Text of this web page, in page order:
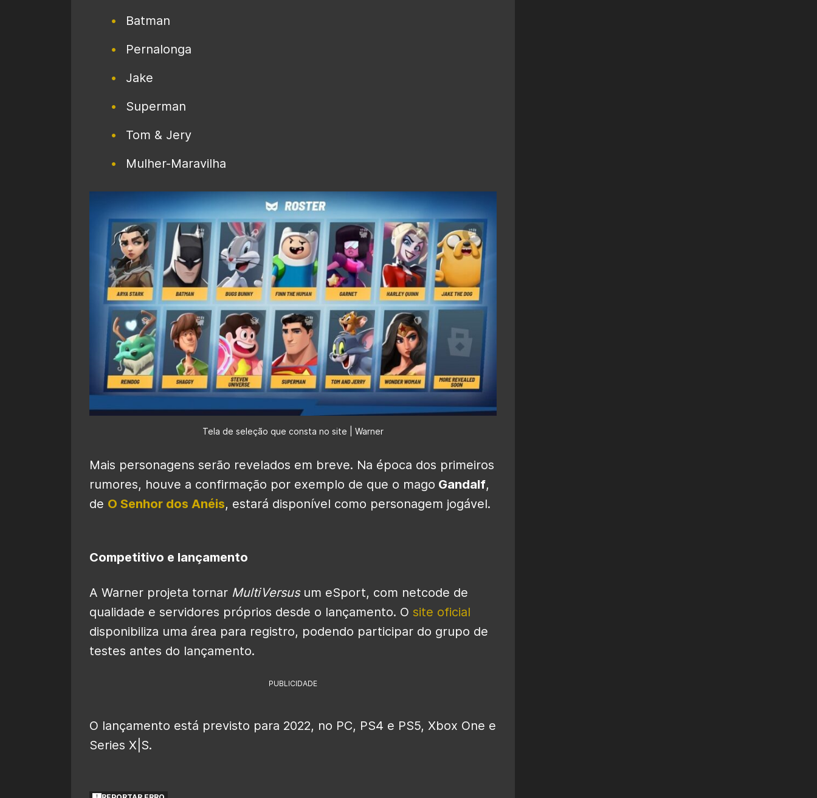
Batman
Pernalonga
Jake
Superman
Tom & Jery
Mulher-Maravilha
Tela de seleção que consta no site | Warner
Mais personagens serão revelados em breve. Na época dos primeiros
rumores, houve a confirmação por exemplo de que o mago Gandalf,
de O Senhor dos Anéis, estará disponível como personagem jogável.
Competitivo e lançamento
A Warner projeta tornar MultiVersus um eSport, com netcode de
qualidade e servidores próprios desde o lançamento. O site oficial
disponibiliza uma área para registro, podendo participar do grupo de
testes antes do lançamento.
PUBLICIDADE
O lançamento está previsto para 2022, no PC, PS4 e PS5, Xbox One e
Series X|S.